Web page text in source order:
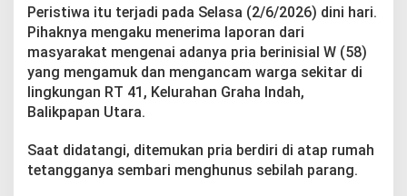
p
R
u
m
a
h
i
K
Peristiwa itu terjadi pada Selasa (2/6/2026) dini hari.
Pihaknya mengaku menerima laporan dari
masyarakat mengenai adanya pria berinisial W (58)
yang mengamuk dan mengancam warga sekitar di
lingkungan RT 41, Kelurahan Graha Indah,
Balikpapan Utara.
Saat didatangi, ditemukan pria berdiri di atap rumah
tetangganya sembari menghunus sebilah parang.